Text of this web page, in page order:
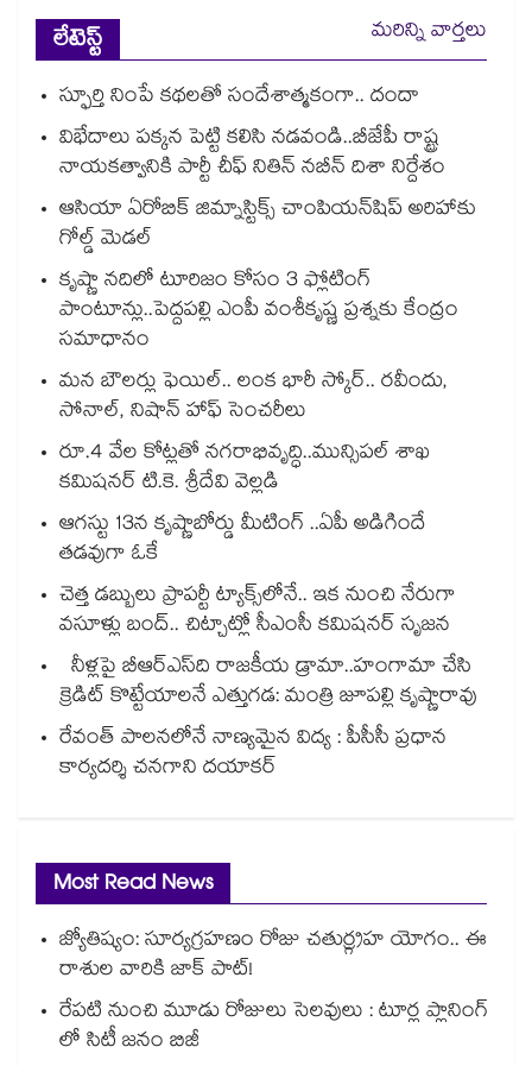
లేటెస్ట్
మరిన్ని వార్తలు
స్ఫూర్తి నింపే కథలతో సందేశాత్మకంగా.. దందా
విభేదాలు పక్కన పెట్టి కలిసి నడవండి..బీజేపీ రాష్ట్ర
నాయకత్వానికి పార్టీ చీఫ్ నితిన్ నబీన్ దిశా నిర్దేశం
ఆసియా ఏరోబిక్ జిమ్నాస్టిక్స్ చాంపియన్⁭షిప్ అరిహాకు
గోల్డ్ మెడల్
కృష్ణా నదిలో టూరిజం కోసం 3 ఫ్లోటింగ్
పాంటూన్లు..పెద్దపల్లి ఎంపీ వంశీకృష్ణ ప్రశ్నకు కేంద్రం
సమాధానం
మన బౌలర్లు ఫెయిల్.. లంక భారీ స్కోర్.. రవీందు,
సోనాల్‌‌‌‌, నిషాన్ హాఫ్ సెంచరీలు
రూ.4 వేల కోట్లతో నగరాభివృద్ధి..మున్సిపల్‌‌ శాఖ
కమిషనర్‌‌ టి.కె. శ్రీదేవి వెల్లడి
ఆగస్టు 13న కృష్ణాబోర్డు మీటింగ్ ..ఏపీ అడిగిందే
తడవుగా ఓకే
చెత్త డబ్బులు ప్రాపర్టీ ట్యాక్స్⁭లోనే.. ఇక నుంచి నేరుగా
వసూళ్లు బంద్.. చిట్చాట్లో సీఎంసీ కమిషనర్ సృజన
నీళ్లపై బీఆర్ఎస్‌‌‌‌ది రాజకీయ డ్రామా..హంగామా చేసి
క్రెడిట్ కొట్టేయాలనే ఎత్తుగడ: మంత్రి జూపల్లి కృష్ణారావు
రేవంత్‌‌ పాలనలోనే నాణ్యమైన విద్య : పీసీసీ ప్రధాన
కార్యదర్శి చనగాని దయాకర్
Most Read News
జ్యోతిష్యం: సూర్యగ్రహణం రోజు చతుర్గ్రహ యోగం.. ఈ
రాశుల వారికి జాక్ పాట్!
రేపటి నుంచి మూడు రోజులు సెలవులు : టూర్ల ప్లానింగ్
లో సిటీ జనం బిజీ